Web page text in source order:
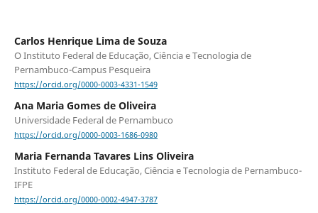
Carlos Henrique Lima de Souza
O Instituto Federal de Educação, Ciência e Tecnologia de
Pernambuco-Campus Pesqueira
https://orcid.org/0000-0003-4331-1549
Ana Maria Gomes de Oliveira
Universidade Federal de Pernambuco
https://orcid.org/0000-0003-1686-0980
Maria Fernanda Tavares Lins Oliveira
Instituto Federal de Educação, Ciência e Tecnologia de Pernambuco-
IFPE
https://orcid.org/0000-0002-4947-3787